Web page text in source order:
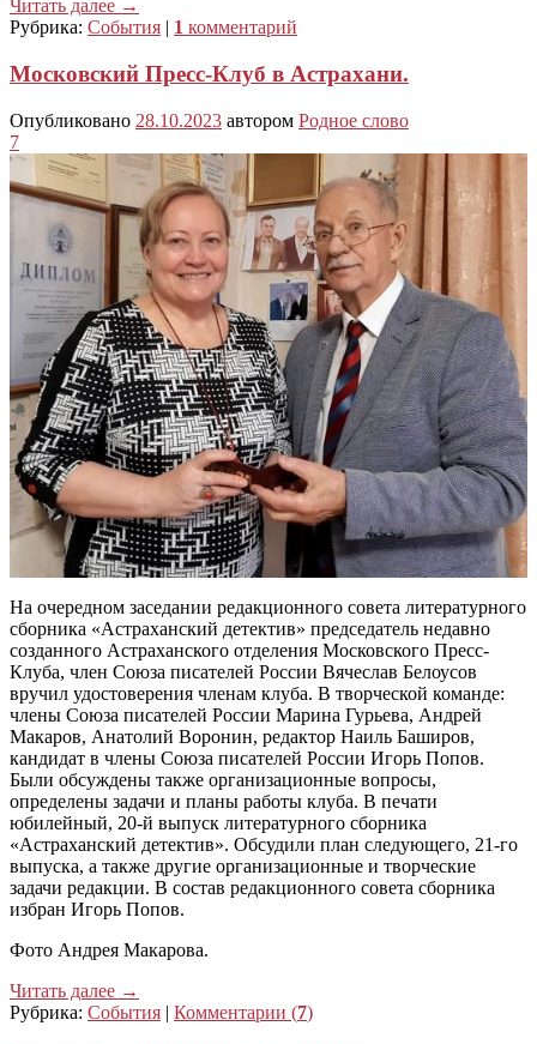
Читать далее →
Рубрика: События 1 комментарий
Московский Пресс-Клуб в Астрахани.
Опубликовано 28.10.2023 автором Родное слово
7
На очередном заседании редакционного совета литературного
сборника «Астраханский детектив» председатель недавно
созданного Астраханского отделения Московского Пресс-
Клуба, член Союза писателей России Вячеслав Белоусов
вручил удостоверения членам клуба. В творческой команде:
члены Союза писателей России Марина Гурьева, Андрей
Макаров, Анатолий Воронин, редактор Наиль Баширов,
кандидат в члены Союза писателей России Игорь Попов.
Были обсуждены также организационные вопросы,
определены задачи и планы работы клуба. В печати
юбилейный, 20-й выпуск литературного сборника
«Астраханский детектив». Обсудили план следующего, 21-го
выпуска, а также другие организационные и творческие
задачи редакции. В состав редакционного совета сборника
избран Игорь Попов.
Фото Андрея Макарова.
Читать далее →
Рубрика: События | Комментарии (7)